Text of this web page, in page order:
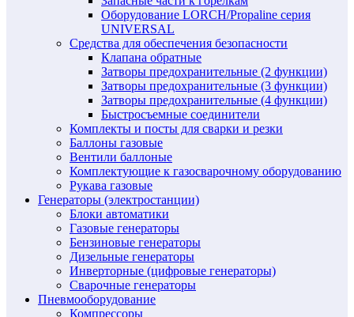
Оборудование LORCH/Propaline серия
UNIVERSAL
Средства для обеспечения безопасности
Клапана обратные
Затворы предохранительные (2 функции)
Затворы предохранительные (3 функции)
Затворы предохранительные (4 функции)
Быстросъемные соединители
Комплекты и посты для сварки и резки
Баллоны газовые
Вентили баллоные
Комплектующие к газосварочному оборудованию
Рукава газовые
Генераторы (электростанции)
Блоки автоматики
Газовые генераторы
Бензиновые генераторы
Дизельные генераторы
Инверторные (цифровые генераторы)
Сварочные генераторы
Пневмооборудование
Компрессоры